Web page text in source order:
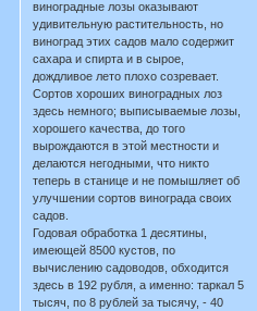
виноградные лозы оказывают
удивительную растительность, но
виноград этих садов мало содержит
сахара и спирта и в сырое,
дождливое лето плохо созревает.
Сортов хороших виноградных лоз
здесь немного; выписываемые лозы,
хорошего качества, до того
вырождаются в этой местности и
делаются негодными, что никто
теперь в станице и не помышляет об
улучшении сортов винограда своих
садов.
Годовая обработка 1 десятины,
имеющей 8500 кустов, по
вычислению садоводов, обходится
здесь в 192 рубля, а именно: таркал 5
тысяч, по 8 рублей за тысячу, - 40